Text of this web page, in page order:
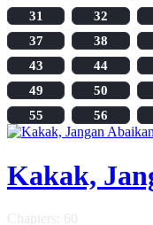
31
32
37
38
43
44
49
50
55
56
Kakak,
Chapters: 60